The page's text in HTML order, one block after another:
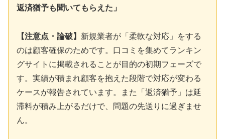
返済猶予も聞いてもらえた」
【注意点・論破】 新規業者が「柔軟な対応」をする
のは顧客確保のためです。口コミを集めてランキン
グサイトに掲載されることが目的の初期フェーズで
す。実績が積まれ顧客を抱えた段階で対応が変わる
ケースが報告されています。また「返済猶予」は延
滞料が積み上がるだけで、問題の先送りに過ぎませ
ん。